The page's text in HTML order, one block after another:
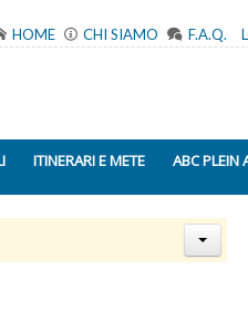
HOME CHI SIAMO F.A.Q.
ITINERARI E METE ABC PLEIN